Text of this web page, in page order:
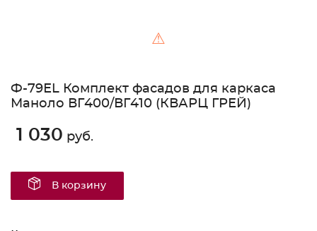
⚠
Ф-79ЕL Комплект фасадов для каркаса
Маноло ВГ400/ВГ410 (КВАРЦ ГРЕЙ)
1 030 руб.
В корзину